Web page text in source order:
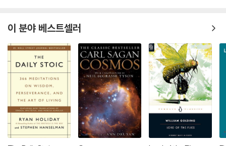
이 분야 베스트셀러